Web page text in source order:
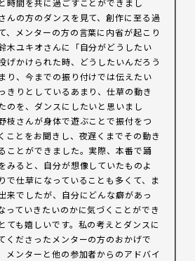
んの方のダンスを見て、創作に至る過
、メンターの方の言葉に内省が起こり
木ユキオさんに「自分がどうしたい
げかけられた時、どうしたいんだろう
り、今までの振り付けでは伝えたい
きりとしているあまり、仕草の動き
のを、ダンスにしたいと思いまし
枝さんが身体で遊ぶことで振付をつ
ことをお聞きし、夜遅くまでその動き
ことができました。実際、本番で踊
みると、自分が想像していたものよ
で仕草になっていることも多くて、ま
来でしたが、自分にどんな癖があっ
っていきたいのかに気づくことができ
ても嬉しいです。私の考えとダンスに
くださったメンターの方のおかげで
メンターと他の参加者からのアドバイ